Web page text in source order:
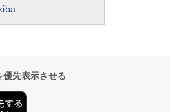
先表示させる